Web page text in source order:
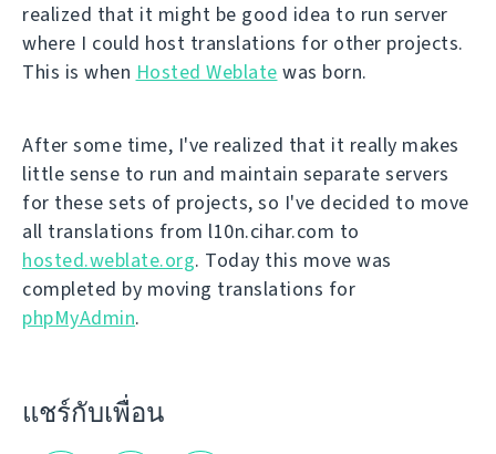
realized that it might be good idea to run server
where I could host translations for other projects.
This is when Hosted Weblate was born.
After some time, I've realized that it really makes
little sense to run and maintain separate servers
for these sets of projects, so I've decided to move
all translations from l10n.cihar.com to
hosted.weblate.org. Today this move was
completed by moving translations for
phpMyAdmin.
แชร์กับเพื่อน